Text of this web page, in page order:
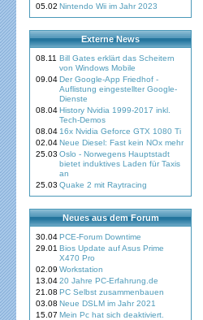
05.02 Nintendo Wii im Jahr 2023
Externe News
08.11 Bill Gates erklärt das Scheitern
von Windows Mobile
09.04Der Google-App Friedhof -
Auflistung eingestellter Google-
Dienste
08.04History Nvidia 1999-2017 inkl.
Tech-Demos
08.04 16x Nvidia Geforce GTX 1080 Ti
02.04Neue Diesel: Fast kein NOx mehr
25.03 Oslo - Norwegens Hauptstadt
bietet induktives Laden für Taxis
an
25.03 Quake 2 mit Raytracing
Neues aus dem Forum
30.04PCE-Forum Downtime
29.01 Bios Update auf Asus Prime
X470 Pro
02.09 Workstation
13.0420 Jahre PC-Erfahrung.de
21.08 PC Selbst zusammenbauen
03.08 Neue DSLM im Jahr 2021
15.07 Mein Pc hat sich deaktiviert.